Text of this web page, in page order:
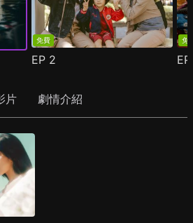
免費
EP 2
免
片 劇情介紹